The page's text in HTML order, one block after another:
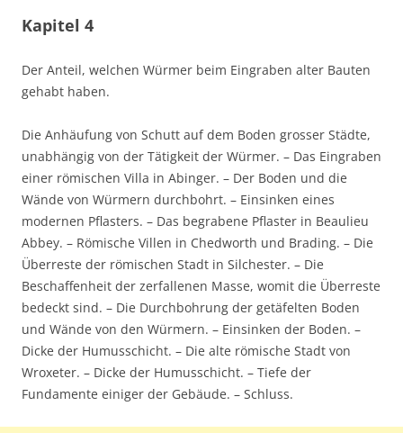
Kapitel 4
Der Anteil, welchen Würmer beim Eingraben alter Bauten
gehabt haben.
Die Anhäufung von Schutt auf dem Boden grosser Städte,
unabhängig von der Tätigkeit der Würmer. – Das Eingraben
einer römischen Villa in Abinger. – Der Boden und die
Wände von Würmern durchbohrt. – Einsinken eines
modernen Pflasters. – Das begrabene Pflaster in Beaulieu
Abbey. – Römische Villen in Chedworth und Brading. – Die
Überreste der römischen Stadt in Silchester. – Die
Beschaffenheit der zerfallenen Masse, womit die Überreste
bedeckt sind. – Die Durchbohrung der getäfelten Boden
und Wände von den Würmern. – Einsinken der Boden. –
Dicke der Humusschicht. – Die alte römische Stadt von
Wroxeter. – Dicke der Humusschicht. – Tiefe der
Fundamente einiger der Gebäude. – Schluss.